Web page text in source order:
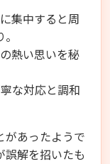
集中すると周
熱い思いを秘
な対応と調和
があったようで
誤解を招いたも